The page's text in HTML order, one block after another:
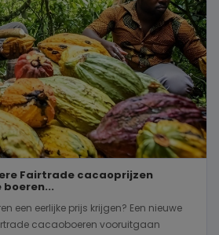
Fairtrade cacaoprijzen
een eerlijke prijs krijgen? Een nieuwe
cacaoboeren vooruitgaan